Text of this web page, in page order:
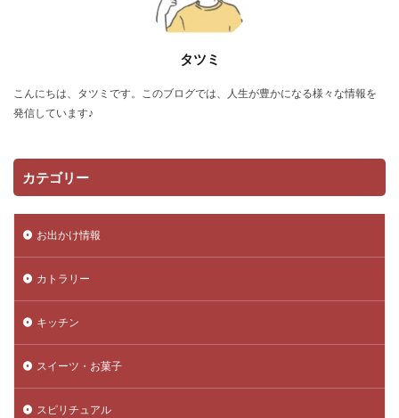
タツミ
こんにちは、タツミです。このブログでは、人生が豊かになる様々な情報を
発信しています♪
カテゴリー
お出かけ情報
カトラリー
キッチン
スイーツ・お菓子
スピリチュアル